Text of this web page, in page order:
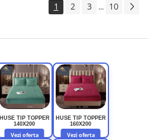
1 2 3 ... 10
HUSE TIP TOPPER
140X200
Vezi oferta
HUSE TIP TOPPER
160X200
Vezi oferta